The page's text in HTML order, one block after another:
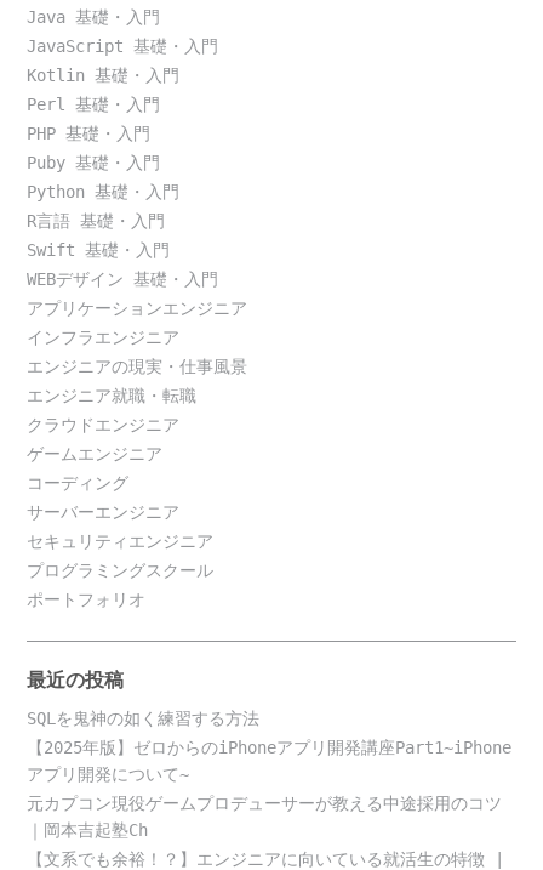
Java 基礎・入門
JavaScript 基礎・入門
Kotlin 基礎・入門
Perl 基礎・入門
PHP 基礎・入門
Puby 基礎・入門
Python 基礎・入門
R言語 基礎・入門
Swift 基礎・入門
WEBデザイン 基礎・入門
アプリケーションエンジニア
インフラエンジニア
エンジニアの現実・仕事風景
エンジニア就職・転職
クラウドエンジニア
ゲームエンジニア
コーディング
サーバーエンジニア
セキュリティエンジニア
プログラミングスクール
ポートフォリオ
最近の投稿
SQLを鬼神の如く練習する方法
【2025年版】ゼロからのiPhoneアプリ開発講座Part1~iPhone
アプリ開発について~
元カプコン現役ゲームプロデューサーが教える中途採用のコツ
｜岡本吉起塾Ch
【文系でも余裕！？】エンジニアに向いている就活生の特徴 |